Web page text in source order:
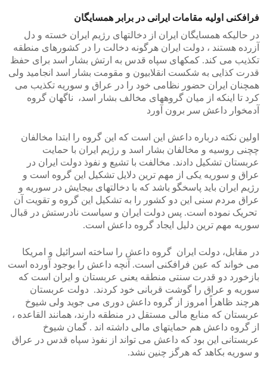
فرافکنی اولیه مقامات ایرانی در برابر همسایگان
در حالیکه همسایگان ایران از دخالتهای رژیم ایران خسته و دل
آزرده هستند ، دولت ایران هرگونه دخالت را در کشورهای منطقه
تکذیب می کند. کمکهای سپاه قدس به ارتش بشار اسد برای حفظ
قدرت کذایی به شکست انقلابیون و مقومت بشار اسد انجامید ولی
همچنان ایران حضور نظامی خود را در عراق و سوریه تکذیب می
کرد تا اینکه از میان گروههای مخالف بشار اسد، ناگهان گروه
آدمخوار داعش سر برون آورد
اولین نکته درباره داعش این است که این گروه را ابتدا مخالفان
چچنی روسیه و مخالفان بشار اسد و رژیم ایران با حمایت
عربستان تشکیل دادند. مخالفت با تشیع و نفوذ دولت ایران در
عراق و سوریه یکی از مهم ترین دلایل تشکیل این گروه است و
رژیم ایران باید پاسخگو باشد که با دخالتهای بیجایش در سوریه و
عراق مردم سنی این دو کشور را به تشکیل این گروه و تقویت آن
تحریک نموده است. پس دولت ایران و سیاست نادرستش در قبال
سوریه مهم ترین دلیل ایجاد گروه داعش است.
در مقابل، دولت ایران گروه داعش را ساخته اسرائیل و امریکا
می خواند که عین فرافکنی است. آنچه داعش را بوجود آورده است
بازخورد دو قدرت سنتی منطقه یعنی عربستان و ایران است که
سوریه و عراق را گوشت قربانی خود کردند. دولت عربستان
هرچند ظاهراً امروز از گروه داعش دوری می جوید ولی شیوخ
عربستان که منابع مالی مستقل در منطقه دارند، همانند القاعده ،
از گروه داعش هم حمایتهای مالی داشته اند . گمان شیوخ
عربستانی این بود که داعش می تواند از نفوذ سپاه قدس در عراق
و سوریه بکاهد که هرگز چنین نشد.